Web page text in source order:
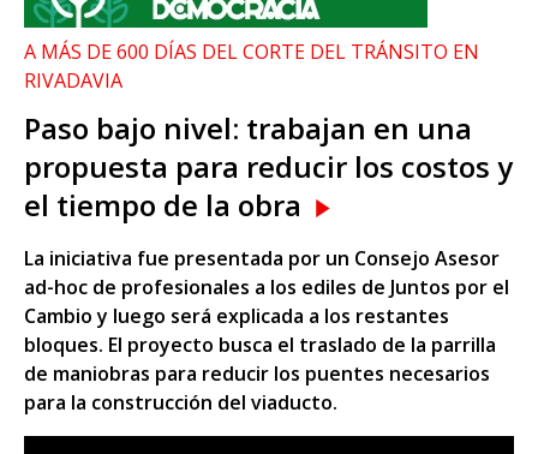
A MÁS DE 600 DÍAS DEL CORTE DEL TRÁNSITO EN
RIVADAVIA
Paso bajo nivel: trabajan en una
propuesta para reducir los costos y
el tiempo de la obra
La iniciativa fue presentada por un Consejo Asesor
ad-hoc de profesionales a los ediles de Juntos por el
Cambio y luego será explicada a los restantes
bloques. El proyecto busca el traslado de la parrilla
de maniobras para reducir los puentes necesarios
para la construcción del viaducto.